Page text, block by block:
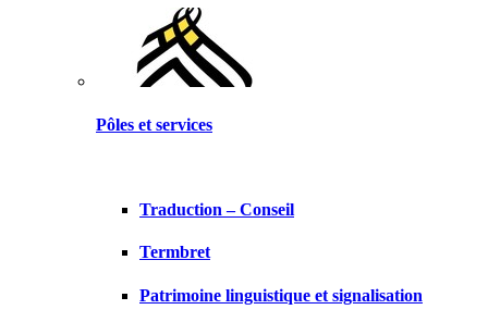
Pôles et services
Traduction – Conseil
Termbret
Patrimoine linguistique et signalisation